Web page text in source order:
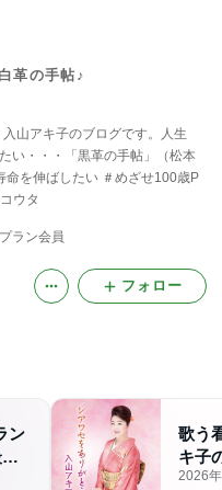
革の手帖♪
山アキ子のブログです。人生
い・・・「黒革の手帖」（松本
命を伸ばしたい ＃めざせ100歳P
ウタ
ラン会員
フォロー
ン
歌う
キ子
ール
2026